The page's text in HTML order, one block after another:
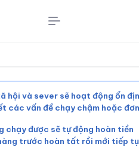
hội và sever sẽ hoạt động ổn
các vấn đề chạy chậm hoặc
chạy được sẽ tự động hoàn tiền
trước hoàn tất rồi mới tiếp